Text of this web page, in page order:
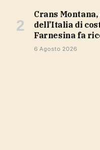
Crans Montana, respinta la richiesta
dell’Italia di
Farnesina fa
6 Agosto 2026